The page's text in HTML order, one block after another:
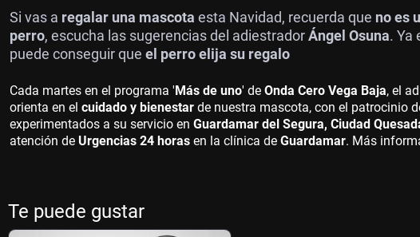
Si vas a regalar una mascota esta Navidad, recuerda que no es
perro, escucha las sugerencias del adiestradorÁngel Osuna. Ya
puede conseguir que el perro elija su regalo
Cada martes en el programa 'Más de uno' de Onda Cero Vega Baja, el
orienta en el cuidado y bienestar de nuestra mascota, con el patrocinio
experimentados a su servicio en Guardamar del Segura, Ciudad
atención de Urgencias 24 horas en la clínica de Guardamar. Más
Te puede gustar